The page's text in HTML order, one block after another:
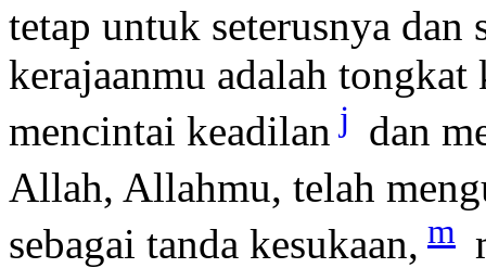
tetap untuk seterusnya dan
kerajaanmu adalah tongkat
mencintai keadilan j dan
Allah, Allahmu, telah
sebagai tanda kesukaan, m